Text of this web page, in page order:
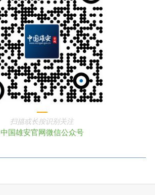
扫描或长按识别关注
中国雄安官网微信公众号